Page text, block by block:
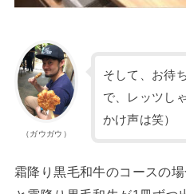
（ガウガウ）
そして、お待
で、レッツし
かけ声は笑）
霜降り黒毛和牛のコースの